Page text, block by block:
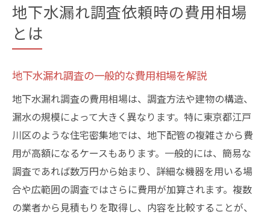
地下水漏れ調査依頼時の費用相場
とは
地下水漏れ調査の一般的な費用相場を解説
地下水漏れ調査の費用相場は、調査方法や建物の構造、
漏水の規模によって大きく異なります。特に東京都江戸
川区のような住宅密集地では、地下配管の複雑さから費
用が高額になるケースもあります。一般的には、簡易な
調査であれば数万円から始まり、詳細な機器を用いる場
合や広範囲の調査ではさらに費用が加算されます。複数
の業者から見積もりを取得し、内容を比較することが、